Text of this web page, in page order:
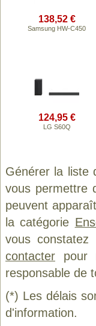
138,52 €
Samsung HW-C450
124,95 €
LG S60Q
Générer la liste
vous permettre
peuvent
la catégorie
vous
contacter pour
responsable de
(*) Les délais
d'information.